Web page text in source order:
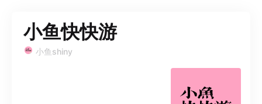
小鱼快快游
小鱼shiny